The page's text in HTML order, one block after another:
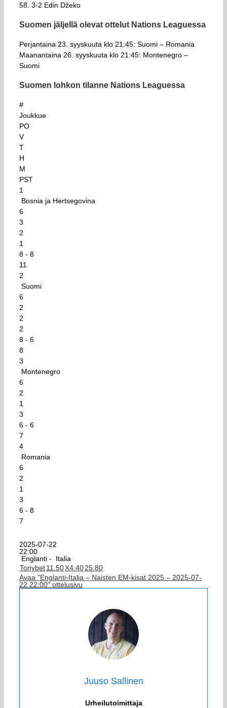
58. 3-2 Edin Džeko
Suomen jäljellä olevat ottelut Nations Leaguessa
Perjantaina 23. syyskuuta klo 21:45: Suomi – Romania
Maanantaina 26. syyskuuta klo 21:45: Montenegro –
Suomi
Suomen lohkon tilanne Nations Leaguessa
#
Joukkue
PO
V
T
H
M
PST
1
Bosnia ja Hertsegovina
6
3
2
1
8 - 8
11
2
Suomi
6
2
2
2
8 - 6
8
3
Montenegro
6
2
1
3
6 - 6
7
4
Romania
6
2
1
3
6 - 8
7
2025-07-22
22:00
Englanti -
Italia
Tonybet11.50X4.4025.80
Avaa "Englanti-Italia – Naisten EM-kisat 2025 – 2025-07-
22 22:00" ottelusivu
Juuso Sallinen
Urheilutoimittaja